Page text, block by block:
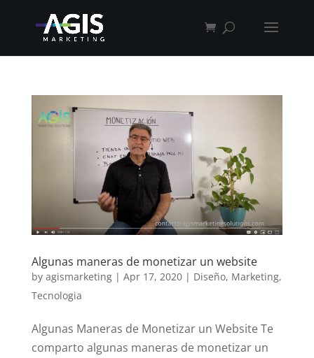
Algunas maneras de monetizar un website
by agismarketing| Apr 17, 2020| Diseño, Marketing,
Tecnologia
Algunas Maneras de Monetizar un Website Te
comparto algunas maneras de monetizar un